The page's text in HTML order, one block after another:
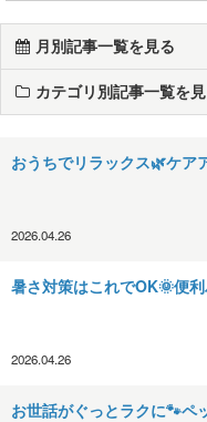
月別記事一覧を見る
カテゴリ別記事一覧を
おうちでリラックス🌿ケア
2026.04.26
暑さ対策はこれでOK🌞便
2026.04.26
お世話がぐっとラクに🐾ペ